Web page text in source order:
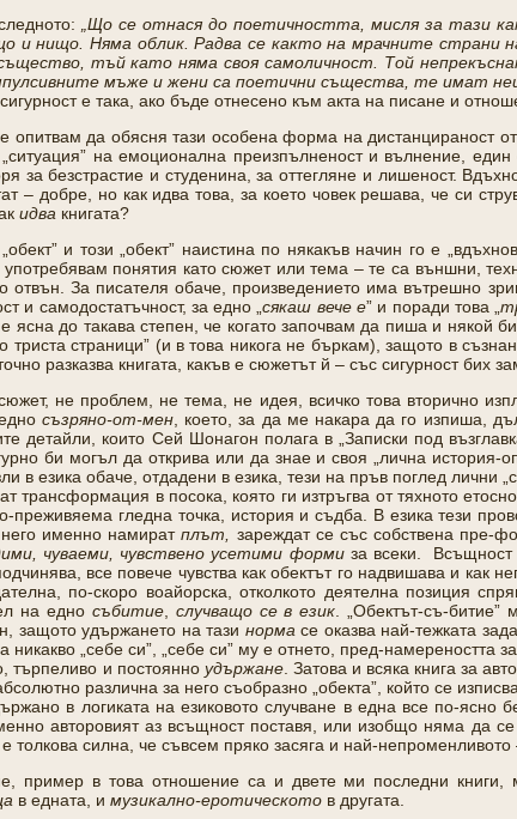
„Що се отнася до поетичността, мисля за тази
и нищо. Няма облик. Радва се както на мрачните
тъй като няма своя самоличност. Той
мъже и жени са поетични същества, те имат
е така, ако бъде отнесено към акта на писане и
опитвам да обясня тази особена форма на дистанцираност
на емоционална преизпълненост и вълнение,
за безстрастие и студенина, за оттегляне и лишеност.
– добре, но как идва това, за което човек решава, че си
идва книгата?
и този „обект” наистина по някакъв начин го е
понятия като сюжет или тема – те са външни,
отвън. За писателя обаче, произведението има вътрешно
и самодостатъчност, за едно „сякаш вече е” и поради това „
ясна до такава степен, че когато започвам да пиша и
страници” (и в това никога не бъркам), защото в
разказва книгата, какъв е сюжетът й – със сигурност бих
не проблем, не тема, не идея, всичко това вторично
съзряно-от-мен, което, за да ме накара да го изпиша,
детайли, които Сей Шонагон полага в „Записки под
би могъл да открива или да знае и своя „лична история-
в езика обаче, отдадени в езика, тези на пръв поглед лични
трансформация в посока, която ги изтръгва от тяхното
преживяема гледна точка, история и съдба. В езика тези
него именно намиратплът, зареждат се със собствена пре-
чуваеми, чувствено усетими формиза всеки. Всъщност
все повече чувства как обектът го надвишава и как
по-скоро воайорска, отколкото деятелна позиция
на едно събитие, случващо се в език. „Обектът-съ-битие”
защото удържането на тази нормасе оказва най-тежката
„себе си”, „себе си” му е отнето, пред-намереността
търпеливо и постоянно удържане. Затова и всяка книга за
различна за него съобразно „обекта”, който се
в логиката на езиковото случване в една все по-
авторовият аз всъщност поставя, или изобщо няма да се
толкова силна, че съвсем пряко засяга и най-
пример в това отношение са и двете ми последни книги,
в едната, и музикално-еротическото в другата.